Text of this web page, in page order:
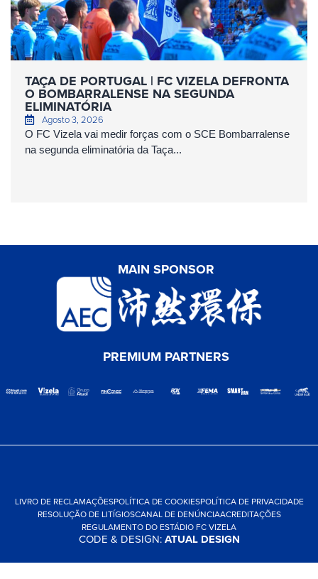
TAÇA DE PORTUGAL | FC VIZELA DEFRONTA
O BOMBARRALENSE NA SEGUNDA
ELIMINATÓRIA
Agosto 3, 2026
O FC Vizela vai medir forças com o SCE Bombarralense
na segunda eliminatória da Taça...
MAIN SPONSOR
PREMIUM PARTNERS
LIVRO DE RECLAMAÇÕESPOLÍTICA DE COOKIESPOLÍTICA DE PRIVACIDADE
RESOLUÇÃO DE LITÍGIOSCANAL DE DENÚNCIAACREDITAÇÕES
REGULAMENTO DO ESTÁDIO FC VIZELA
CODE & DESIGN:ATUAL DESIGN